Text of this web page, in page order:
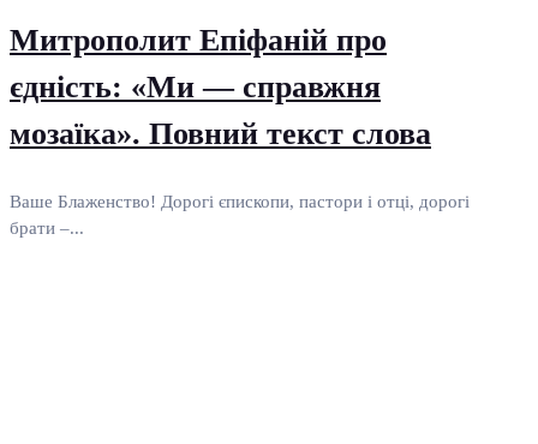
Митрополит Епіфаній про
єдність: «Ми — справжня
мозаїка». Повний текст слова
Ваше Блаженство! Дорогі єпископи, пастори і отці, дорогі
брати –...